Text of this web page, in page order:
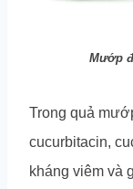
Mướp
Trong quả
cucurbitacin,
kháng viêm và